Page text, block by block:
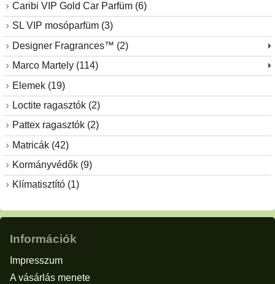
Caribi VIP Gold Car Parfüm (6)
SL VIP mosóparfüm (3)
Designer Fragrances™ (2)
Marco Martely (114)
Elemek (19)
Loctite ragasztók (2)
Pattex ragasztók (2)
Matricák (42)
Kormányvédők (9)
Klímatisztító (1)
Információk
Impresszum
A vásárlás menete